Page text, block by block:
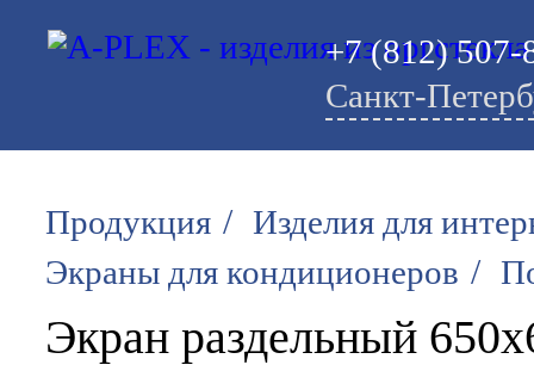
+7 (812) 507-
Санкт-
Продукция / Изделия для
Экраны для кондиционеров /
Экран раздельный